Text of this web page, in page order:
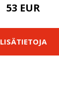
53 EUR
LISÄTIETOJA